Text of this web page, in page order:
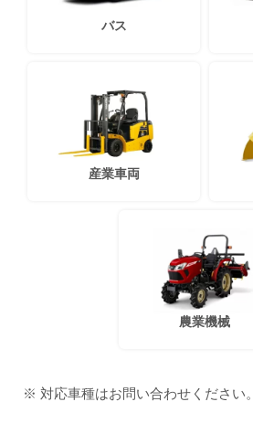
バス
産業車両
農業機械
※ 対応車種はお問い合わせください。